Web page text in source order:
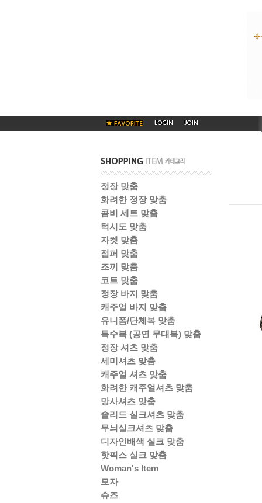
정장 맞춤
화려한 정장 맞춤
콤비 세트 맞춤
턱시도 맞춤
자켓 맞춤
점퍼 맞춤
조끼 맞춤
코트 맞춤
정장 바지 맞춤
캐주얼 바지 맞춤
유니폼/단체복 맞춤
특수복 (공연 무대복) 맞춤
정장 셔츠 맞춤
세미셔츠 맞춤
캐주얼 셔츠 맞춤
화려한 캐주얼셔츠 맞춤
망사셔츠 맞춤
솔리드 실크셔츠 맞춤
무늬실크셔츠 맞춤
디자인배색 실크 맞춤
핫픽스 실크 맞춤
Woman's Item
모자
슈즈